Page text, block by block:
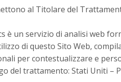
al Titolare del
è un servizio di analisi web
di questo Sito Web,
per contestualizzare e
del trattamento: Stati Uniti –